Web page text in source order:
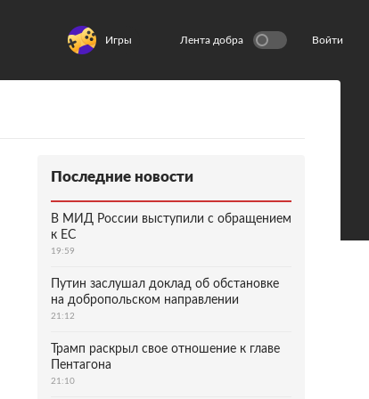
Игры Лента добра Войти
Последние новости
В МИД России выступили с обращением
к ЕС
19:59
Путин заслушал доклад об обстановке
на добропольском направлении
21:12
Трамп раскрыл свое отношение к главе
Пентагона
21:10